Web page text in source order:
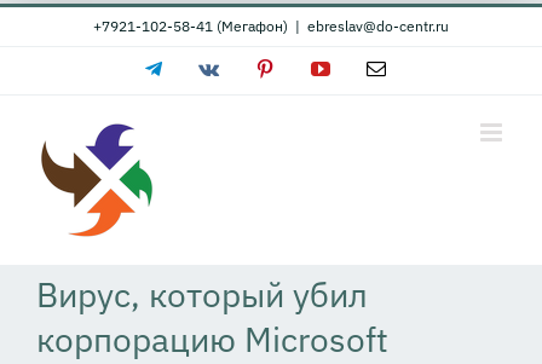
Skip
+7921-102-58-41 (Мегафон) | ebreslav@do-centr.ru
TelegramVk PinterestYouTubeEmail
Вирус, который убил
корпорацию Microsoft